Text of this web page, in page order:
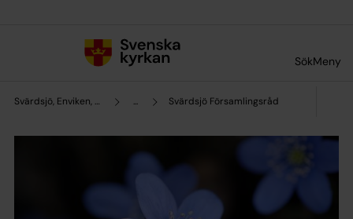
SökMeny
Svärdsjö, Enviken, Sundborns pastorat ... Svärdsjö Församlingsråd